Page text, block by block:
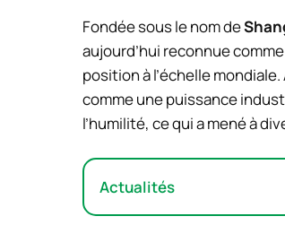
Fondée sous le nom de
aujourd’hui reconnue
position à l’échelle
comme une puissance
l’humilité, ce qui a mené à
Actualités